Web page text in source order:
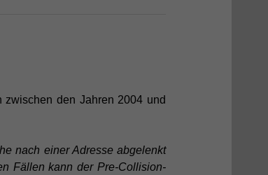
zwischen den Jahren 2004 und
nach einer Adresse abgelenkt
Fällen kann der Pre-Collision-